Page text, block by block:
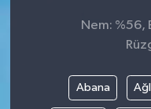
Nem: %56,
Abana
GÖLMARMARA
KÖPRÜBAŞI
ŞEHZADELER
SOMA
YAZARLAR